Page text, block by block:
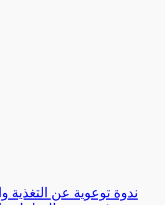
ندوة توعوية عن التغذية